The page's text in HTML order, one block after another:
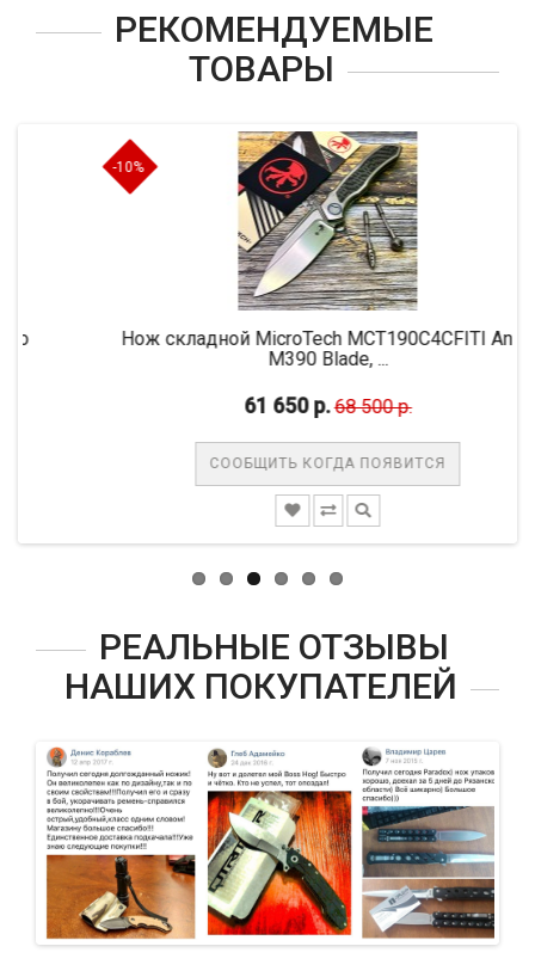
РЕКОМЕНДУЕМЫЕ
ТОВАРЫ
-10%
Нож складной MicroTech MCT190C4CFITI Anax,
M390 Blade, ...
61 650 р. 68 500 р.
СООБЩИТЬ КОГДА ПОЯВИТСЯ
РЕАЛЬНЫЕ ОТЗЫВЫ
НАШИХ ПОКУПАТЕЛЕЙ